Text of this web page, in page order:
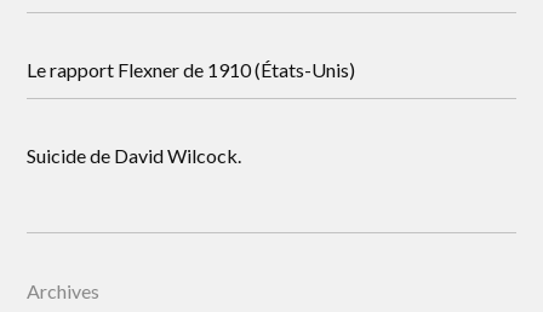
Le rapport Flexner de 1910 (États-Unis)
Suicide de David Wilcock.
Archives